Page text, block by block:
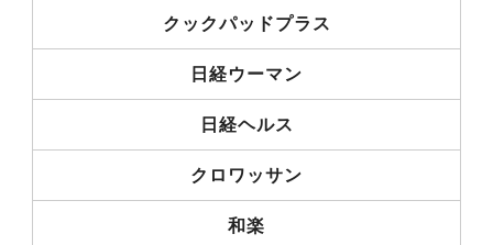
クックパッドプラス
日経ウーマン
日経ヘルス
クロワッサン
和楽